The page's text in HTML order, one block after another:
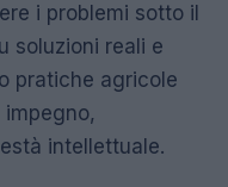
i problemi sotto il
soluzioni reali e
pratiche agricole
intellettuale.